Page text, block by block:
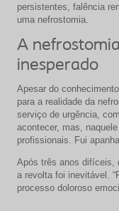
persistentes, falência
uma nefrostomia.
A
inesperado
Apesar do
para a realidade da
serviço de urgência,
acontecer, mas,
profissionais. Fui
Após três anos difíceis,
a revolta foi inevitável.
processo doloroso